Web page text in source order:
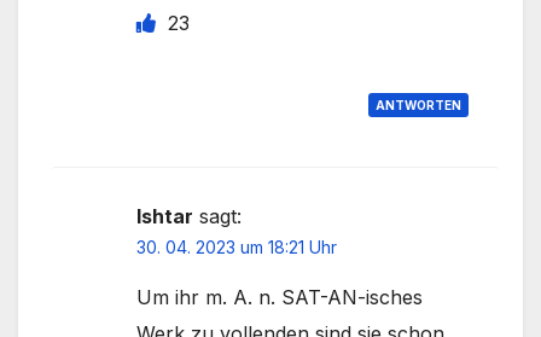
23
ANTWORTEN
Ishtar sagt:
30. 04. 2023 um 18:21 Uhr
Um ihr m. A. n. SAT-AN-isches